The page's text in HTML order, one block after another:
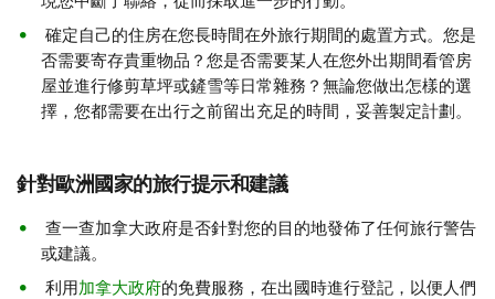
確定自己的住房在您長時間在外旅行期間的處置方式。您是
否需要寄存貴重物品？您是否需要某人在您外出期間看管房
屋並進行修剪草坪或鏟雪等日常雜務？無論您做出怎樣的選
擇，您都需要在出行之前留出充足的時間，妥善製定計劃。
針對歐洲國家的旅行提示和建議
查一查加拿大政府是否針對您的目的地發佈了任何旅行警告
或建議。
利用 加拿大政府的免費服務，在出國時進行登記，以便人們